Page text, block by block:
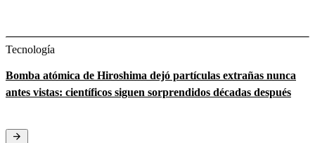
Tecnología
Bomba atómica de Hiroshima dejó partículas extrañas nunca
antes vistas: científicos siguen sorprendidos décadas después